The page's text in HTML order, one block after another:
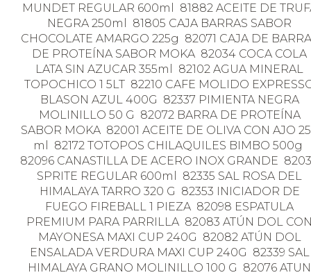
MUNDET REGULAR 600ml 81882 ACEITE DE
NEGRA 250ml 81805 CAJA BARRAS SABOR
CHOCOLATE AMARGO 225g 82071 CAJA DE
DE PROTEÍNA SABOR MOKA 82034 COCA COLA
LATA SIN AZUCAR 355ml 82102 AGUA MINERAL
TOPOCHICO 1 5LT 82210 CAFE MOLIDO
BLASON AZUL 400G 82337 PIMIENTA NEGRA
MOLINILLO 50 G 82072 BARRA DE PROTEÍNA
SABOR MOKA 82001 ACEITE DE OLIVA CON AJO
ml 82172 TOTOPOS CHILAQUILES BIMBO 500g
82096 CANASTILLA DE ACERO INOX GRANDE
SPRITE REGULAR 600ml 82335 SAL ROSA DEL
HIMALAYA TARRO 320 G 82353 INICIADOR DE
FUEGO FIREBALL 1 PIEZA 82098 ESPATULA
PREMIUM PARA PARRILLA 82083 ATÚN DOL
MAYONESA MAXI CUP 240G 82082 ATÚN DOL
ENSALADA VERDURA MAXI CUP 240G 82339 SAL
HIMALAYA GRANO MOLINILLO 100 G 82076 ATUN